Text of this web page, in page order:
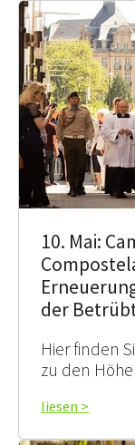
10. Mai:
der
Hier finden
zu den
liesen >